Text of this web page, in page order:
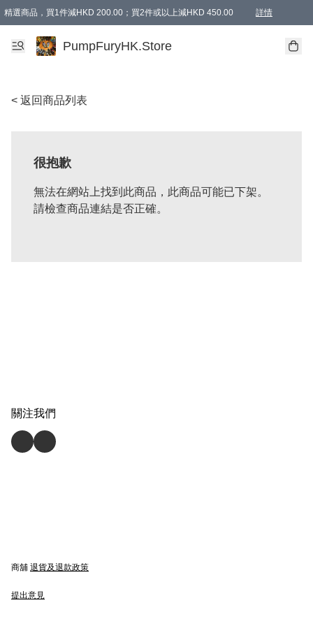
精選商品，買1件減HKD 200.00；買2件或以上減HKD 450.00 詳情
AAPE商品,會員專享9折或以上（按會員等級）AAPE products, members can
精選商品，任選買2件或以上減HKD 100.00
購物滿 HKD 800.00即享免運費優惠！（適用於 特定的送貨方式 )
PumpFuryHK.Store
< 返回商品列表
很抱歉
無法在網站上找到此商品，此商品可能已下架。
請檢查商品連結是否正確。
關注我們
商舖 退貨及退款政策
提出意見